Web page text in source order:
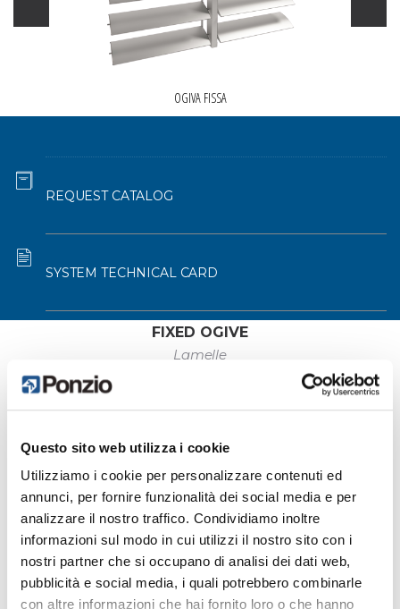
Questo sito web utilizza i cookie
Utilizziamo i cookie per personalizzare contenuti ed
annunci, per fornire funzionalità dei social media e per
analizzare il nostro traffico. Condividiamo inoltre
informazioni sul modo in cui utilizzi il nostro sito con i
nostri partner che si occupano di analisi dei dati web,
pubblicità e social media, i quali potrebbero combinarle
con altre informazioni che hai fornito loro o che hanno
OGIVA FISSA
REQUEST CATALOG
SYSTEM TECHNICAL CARD
FIXED OGIVE
Lamelle